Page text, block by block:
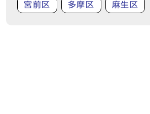
宮前区 多摩区 麻生区